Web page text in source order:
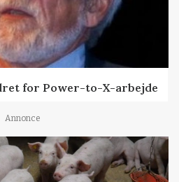
for Power-to-X-arbejde
Annonce